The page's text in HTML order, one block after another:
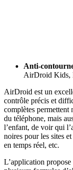
Anti-
AirDroid Kids,
AirDroid est un
contrôle précis et
complètes permettent
du téléphone, mais
l’enfant, de voir qui
noires pour les sites
en temps réel, etc.
L’application